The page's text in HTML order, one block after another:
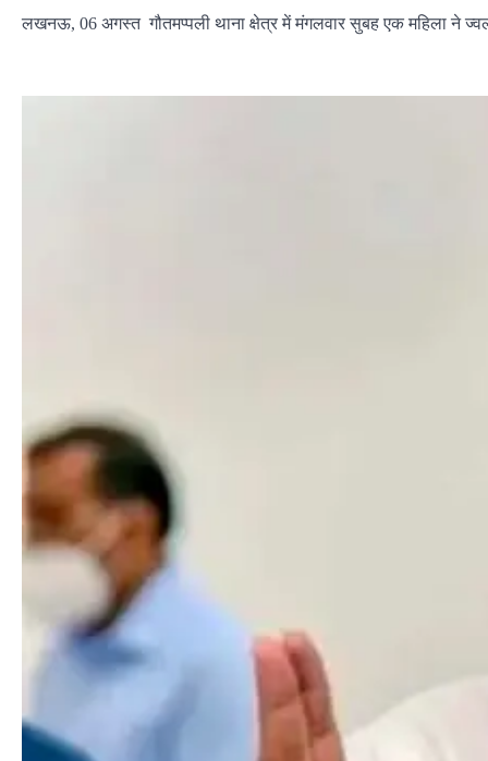
लखनऊ, 06 अगस्त गौतमप्पली थाना क्षेत्र में मंगलवार सुबह एक महिला ने